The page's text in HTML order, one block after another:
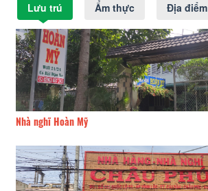
Lưu trú Ẩm thực Địa điểm
Nhà nghĩ Hoàn Mỹ